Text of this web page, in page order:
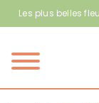
Les plus belles
Menu